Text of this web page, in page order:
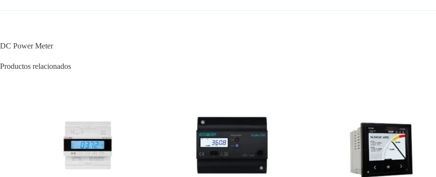
DC Power Meter
Productos relacionados